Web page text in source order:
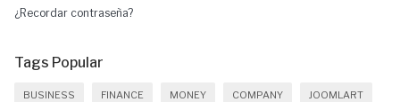
¿Recordar contraseña?
Tags Popular
BUSINESS FINANCE MONEY COMPANY JOOMLART